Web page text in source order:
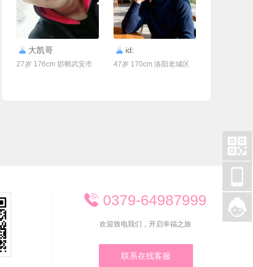
联系Ta
大凯哥
27岁 176cm 邯郸武安市
id:
47岁 170cm 洛阳老城区
 0379-64987999
欢迎致电我们，开启幸福之旅
联系在线客服

